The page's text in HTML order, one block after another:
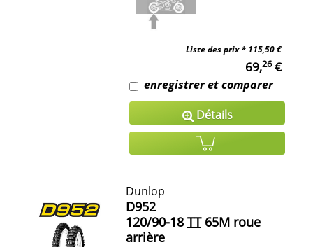
Liste des prix *115,50 €
69,26€
enregistrer et comparer
Détails
Dunlop
D952
120/90-18 TT65M roue
arrière